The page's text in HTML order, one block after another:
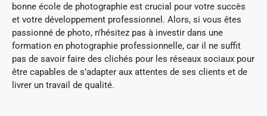
bonne école de photographie est crucial pour votre succès
et votre développement professionnel. Alors, si vous êtes
passionné de photo, n’hésitez pas à investir dans une
formation en photographie professionnelle, car il ne suffit
pas de savoir faire des clichés pour les réseaux sociaux pour
être capables de s’adapter aux attentes de ses clients et de
livrer un travail de qualité.